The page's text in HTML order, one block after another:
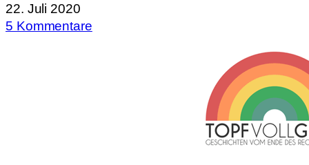
22. Juli 2020
5 Kommentare